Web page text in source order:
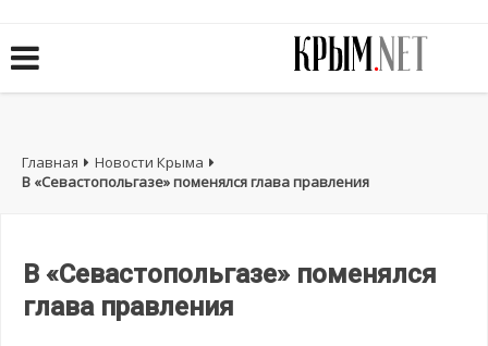
Главная
Новости Крыма
В «Севастопольгазе» поменялся глава правления
В «Севастопольгазе» поменялся
глава правления